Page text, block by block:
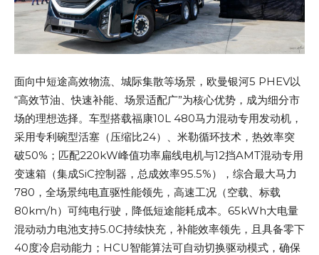
面向中短途高效物流、城际集散等场景，欧曼银河5 PHEV以
“高效节油、快速补能、场景适配广”为核心优势，成为细分市
场的理想选择。车型搭载福康10L 480马力混动专用发动机，
采用专利碗型活塞（压缩比24）、米勒循环技术，热效率突
破50%；匹配220kW峰值功率扁线电机与12挡AMT混动专用
变速箱（集成SiC控制器，总成效率95.5%），综合最大马力
780，全场景纯电直驱性能领先，高速工况（空载、标载
80km/h）可纯电行驶，降低短途能耗成本。65kWh大电量
混动动力电池支持5.0C持续快充，补能效率领先，且具备零下
40度冷启动能力；HCU智能算法可自动切换驱动模式，确保